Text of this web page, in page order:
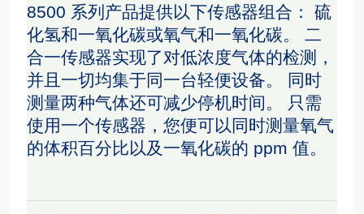
8500 系列产品提供以下传感器组合： 硫
化氢和一氧化碳或氧气和一氧化碳。 二
合一传感器实现了对低浓度气体的检测，
并且一切均集于同一台轻便设备。 同时
测量两种气体还可减少停机时间。 只需
使用一个传感器，您便可以同时测量氧气
的体积百分比以及一氧化碳的 ppm 值。